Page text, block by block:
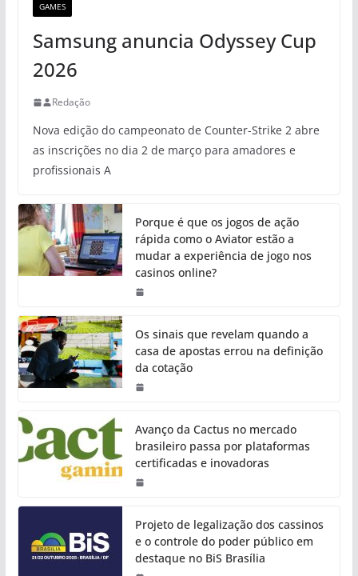
GAMES
Samsung anuncia Odyssey Cup
2026
Redação
Nova edição do campeonato de Counter-Strike 2 abre
as inscrições no dia 2 de março para amadores e
profissionais A
Porque é que os jogos de ação
rápida como o Aviator estão a
mudar a experiência de jogo nos
casinos online?
Os sinais que revelam quando a
casa de apostas errou na definição
da cotação
Avanço da Cactus no mercado
brasileiro passa por plataformas
certificadas e inovadoras
Projeto de legalização dos cassinos
e o controle do poder público em
destaque no BiS Brasília